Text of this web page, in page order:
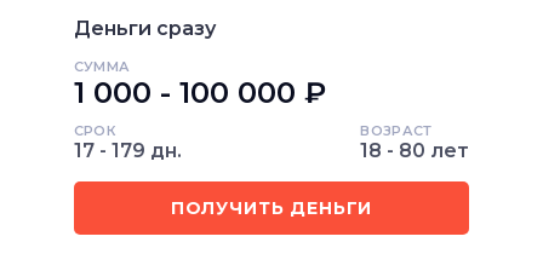
Деньги сразу
СУММА
1 000 - 100 000 ₽
СРОК
17 - 179 дн.
ВОЗРАСТ
18 - 80 лет
ПОЛУЧИТЬ ДЕНЬГИ